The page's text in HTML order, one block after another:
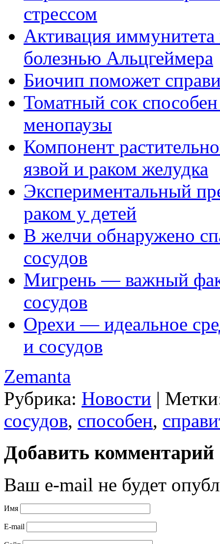
стрессом
Активация иммунитета
болезнью Альцгеймера
Биочип поможет
Томатный сок
менопаузы
Компонент
язвой и раком желудка
Экспериментальный
раком у детей
В желчи обнаружено
сосудов
Мигрень — важный
сосудов
Орехи — идеальное
и сосудов
Zemanta
Рубрика: Новости |
сосудов, способен,
Добавить комментарий
Ваш e-mail не будет
Имя
E-mail